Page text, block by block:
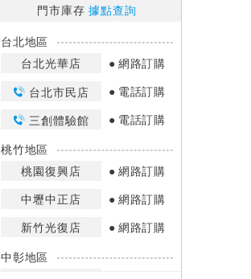
門市庫存據點查詢
台北地區
台北光華店
網路訂購
台北市民店
電話訂購
三創體驗館
電話訂購
桃竹地區
桃園復興店
網路訂購
中壢中正店
網路訂購
新竹光復店
網路訂購
中彰地區